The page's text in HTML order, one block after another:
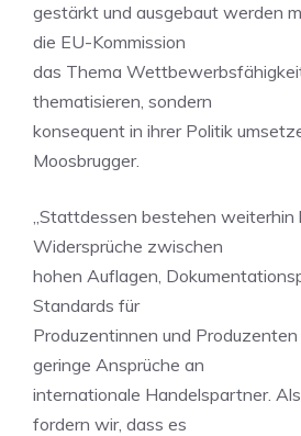
gestärkt und ausgebaut werden
die EU-Kommission
das Thema
thematisieren, sondern
konsequent in ihrer Politik
Moosbrugger.
„Stattdessen bestehen weiterhin
Widersprüche zwischen
hohen Auflagen,
Standards für
Produzentinnen und Produzenten
geringe Ansprüche an
internationale Handelspartner.
fordern wir, dass es